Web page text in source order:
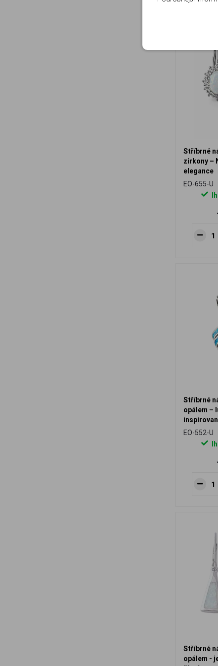
Stříbrné
zirkony –
elegance
EO-655-U
Stříbrné
opálem –
EO-552-U
Stříbrné
opálem -